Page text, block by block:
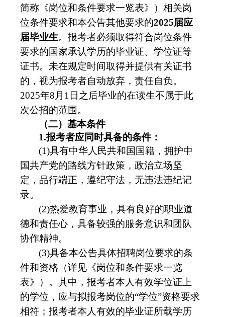
简称《岗位和条件要求一览表》）相关岗
位条件要求和本公告其他要求的2025届应
届毕业生。报考者必须取得符合岗位条件
要求的国家承认学历的毕业证、学位证等
证书。未在规定时间取得并提供有关证书
的，视为报考者自动放弃，责任自负。
2025年8月1日之 后毕业的在读生不属于此
次公招的范围。
（二）基本条件
1.报考者应同时具备的条件：
(1)具有中华人民共和国国籍，拥护中
国共产党的路线方针政策，政治立场坚
定，品行端正，遵纪守法，无违法违纪记
录。
(2)热爱教育事业，具有良好的职业道
德和责任心，具备较强的服务意识和团队
协作精神。
(3)具备本公告具体招聘岗位要求的条
件和资格（详见《岗位和条件要求一览
表》）。其中，报考者本人有效学位证上
的学位，应与拟报考岗位的“学位”资格要求
相符；报考者本人有效的毕业证所载学历